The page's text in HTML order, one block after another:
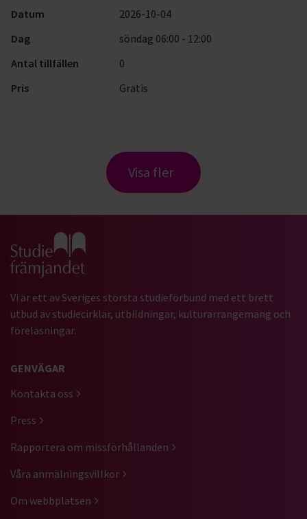
Datum
2026-10-04
Dag
söndag 06:00 - 12:00
Antal tillfällen
0
Pris
Gratis
Visa fler
Gå till studiefrämjandets startsida
Vi är ett av Sveriges största studieförbund med ett brett
utbud av studiecirklar, utbildningar, kulturarrangemang och
föreläsningar.
GENVÄGAR
Kontakta oss
Press
Rapportera om missförhållanden
Våra anmälningsvillkor
Om webbplatsen